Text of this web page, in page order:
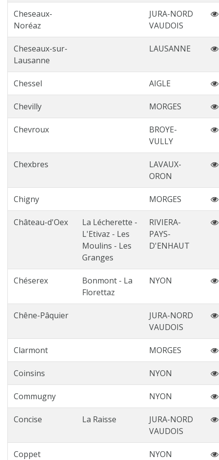
Cheseaux-
Noréaz
JURA-NORD
VAUDOIS
Cheseaux-sur-
Lausanne
LAUSANNE
Chessel AIGLE
Chevilly MORGES
Chevroux
BROYE-
VULLY
Chexbres
LAVAUX-
ORON
Chigny MORGES
Château-d'Oex
La Lécherette -
L'Etivaz - Les
Moulins - Les
Granges
RIVIERA-
PAYS-
D'ENHAUT
Chéserex
Bonmont - La
Florettaz
NYON
Chêne-Pâquier
JURA-NORD
VAUDOIS
Clarmont MORGES
Coinsins NYON
Commugny NYON
Concise La Raisse
JURA-NORD
VAUDOIS
Coppet NYON